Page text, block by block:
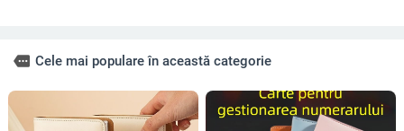
more Cele mai populare în această categorie